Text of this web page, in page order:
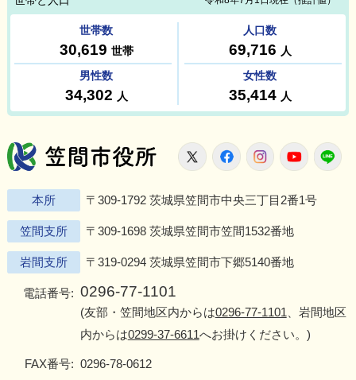
笠間市役所
X FacebookInstagram
本所 〒309-1792 茨城県笠間市中央三丁目2番1号
笠間支所 〒309-1698 茨城県笠間市笠間1532番地
岩間支所 〒319-0294 茨城県笠間市下郷5140番地
電話番号: 0296-77-1101
(友部・笠間地区内からは0296-77-1101 、岩間地区
内からは0299-37-6611へお掛けください。)
FAX番号: 0296-78-0612